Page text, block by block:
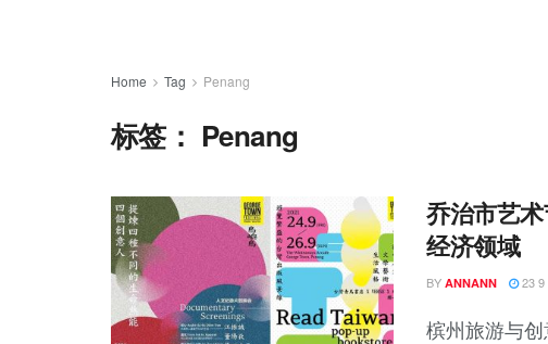
Home Tag Penang
标签： Penang
乔治市艺
经济领域
BY ANNANN 23 9
槟州旅游与